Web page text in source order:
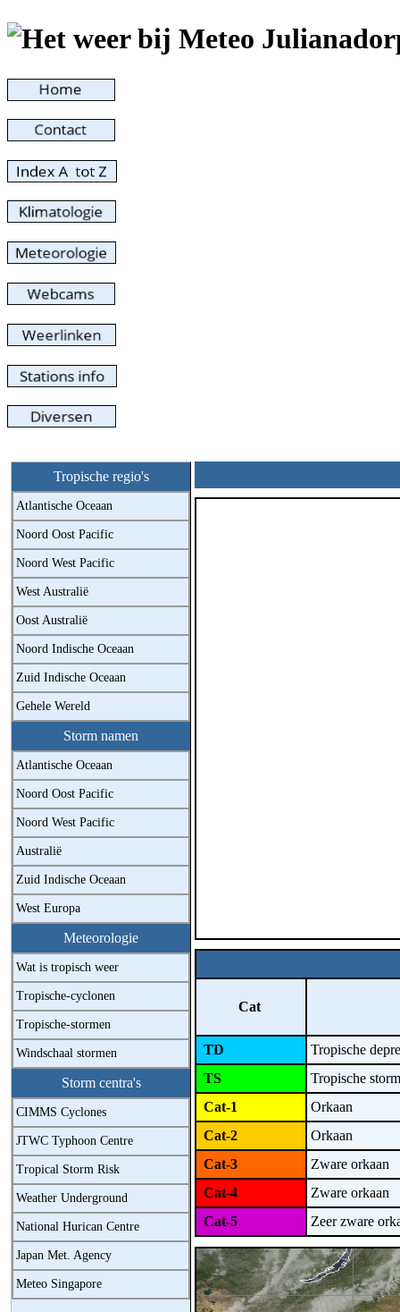
Tropische regio's
Atlantische Oceaan
Noord Oost Pacific
Noord West Pacific
West Australië
Oost Australië
Noord Indische Oceaan
Zuid Indische Oceaan
Gehele Wereld
Storm namen
Atlantische Oceaan
Noord Oost Pacific
Noord West Pacific
Australië
Zuid Indische Oceaan
West Europa
Meteorologie
Wat is tropisch weer
Tropische-cyclonen
Tropische-stormen
Windschaal stormen
Storm centra's
CIMMS Cyclones
JTWC Typhoon Centre
Tropical Storm Risk
Weather Underground
National Hurican Centre
Japan Met. Agency
Meteo Singapore
Cat
TD
Tropische
TS
Tropische
Cat-1
Orkaan
Cat-2
Orkaan
Cat-3
Zware orkaan
Cat-4
Zware orkaan
Cat-5
Zeer zware